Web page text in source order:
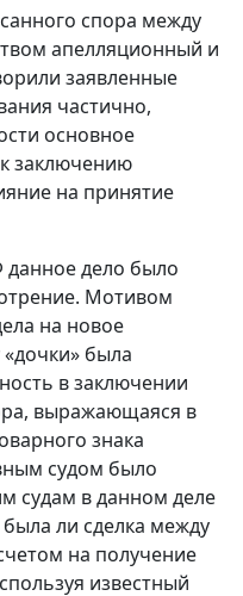
спора между
апелляционный и
заявленные
частично,
основное
заключению
на принятие
дело было
Мотивом
на новое
была
в заключении
выражающаяся в
знака
судом было
судам в данном деле
ли сделка между
на получение
известный